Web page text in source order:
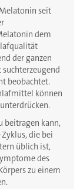
seit
dem
der ganzen
beobachtet.
können
beitragen kann,
die bei
üblich ist,
des
zu einem